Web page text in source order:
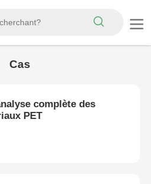
Cas
complète des
PET